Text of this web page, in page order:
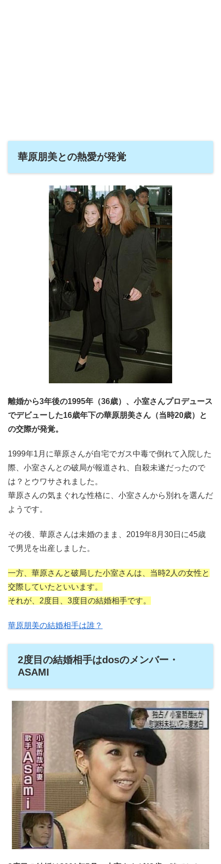
華原朋美との熱愛が発覚
離婚から3年後の1995年（36歳）、小室さんプロデュース
でデビューした16歳年下の華原朋美さん（当時20歳）と
の交際が発覚。
1999年1月に華原さんが自宅でガス中毒で倒れて入院した
際、小室さんとの破局が報道され、自殺未遂だったので
は？とウワサされました。
華原さんの気まぐれな性格に、小室さんから別れを選んだ
ようです。
その後、華原さんは未婚のまま、2019年8月30日に45歳
で男児を出産しました。
一方、華原さんと破局した小室さんは、当時2人の女性と
交際していたといいます。
それが、2度目、3度目の結婚相手です。
華原朋美の結婚相手は誰？
2度目の結婚相手はdosのメンバー・
ASAMI